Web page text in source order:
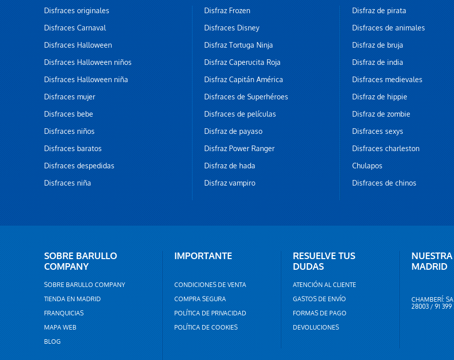
Disfraces originales
Disfraces Carnaval
Disfraces Halloween
Disfraces Halloween niños
Disfraces Halloween niña
Disfraces mujer
Disfraces bebe
Disfraces niños
Disfraces baratos
Disfraces despedidas
Disfraces niña
Disfraz Frozen
Disfraces Disney
Disfraz Tortuga Ninja
Disfraz Caperucita Roja
Disfraz Capitán América
Disfraces de Superhéroes
Disfraces de películas
Disfraz de payaso
Disfraz Power Ranger
Disfraz de hada
Disfraz vampiro
Disfraz de pirata
Disfraces de animales
Disfraz de bruja
Disfraz de india
Disfraces medievales
Disfraz de hippie
Disfraz de zombie
Disfraces sexys
Disfraces charleston
Chulapos
Disfraces de chinos
SOBRE BARULLO
COMPANY
SOBRE BARULLO COMPANY
TIENDA EN MADRID
FRANQUICIAS
MAPA WEB
BLOG
IMPORTANTE
CONDICIONES DE VENTA
COMPRA SEGURA
POLÍTICA DE PRIVACIDAD
POLÍTICA DE COOKIES
RESUELVE TUS
DUDAS
ATENCIÓN AL CLIENTE
GASTOS DE ENVÍO
FORMAS DE PAGO
DEVOLUCIONES
MADRID
CHAMBERÍ:
28003 / 91 399